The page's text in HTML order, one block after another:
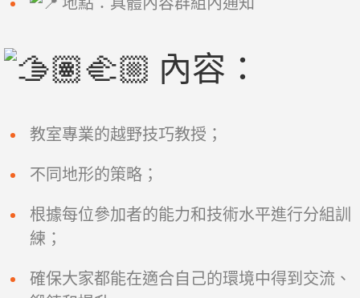
內容：
教室專業的越野技巧教授；
不同地形的策略；
根據每位參加者的能力和技術水平進行分組訓
練；
確保大家都能在適合自己的環境中得到交流、